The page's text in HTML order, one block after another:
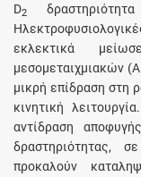
D2
εκλεκτικά
μεσομεταιχμιακών
μικρή επίδραση στη
κινητική
αντίδραση
δραστηριότητας,
προκαλούν